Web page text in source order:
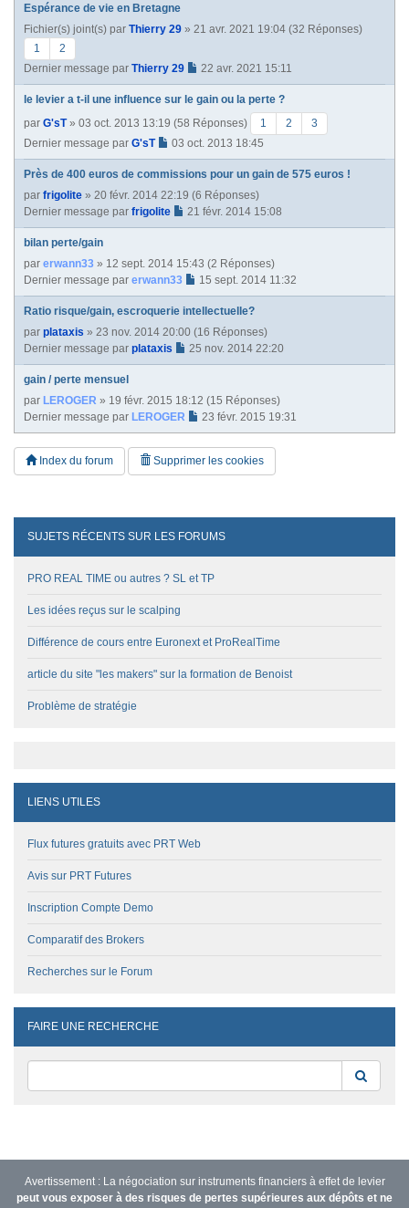
Espérance de vie en Bretagne
Fichier(s) joint(s) par Thierry 29 » 21 avr. 2021 19:04 (32 Réponses)
1
2
Dernier message par Thierry 29 22 avr. 2021 15:11
le levier a t-il une influence sur le gain ou la perte ?
par G'sT» 03 oct. 2013 13:19 (58 Réponses) 1 2
3
Dernier message par G'sT 03 oct. 2013 18:45
Près de 400 euros de commissions pour un gain de 575 euros !
par frigolite » 20 févr. 2014 22:19 (6 Réponses)
Dernier message par frigolite 21 févr. 2014 15:08
bilan perte/gain
par erwann33 » 12 sept. 2014 15:43 (2 Réponses)
Dernier message par erwann33 15 sept. 2014 11:32
Ratio risque/gain, escroquerie intellectuelle?
par plataxis » 23 nov. 2014 20:00 (16 Réponses)
Dernier message par plataxis 25 nov. 2014 22:20
gain / perte mensuel
par LEROGER » 19 févr. 2015 18:12 (15 Réponses)
Dernier message par LEROGER 23 févr. 2015 19:31
Index du forum Supprimer les cookies
SUJETS RÉCENTS SUR LES FORUMS
PRO REAL TIME ou autres ? SL et TP
Les idées reçus sur le scalping
Différence de cours entre Euronext et ProRealTime
article du site "les makers" sur la formation de Benoist
Problème de stratégie
LIENS UTILES
Flux futures gratuits avec PRT Web
Avis sur PRT Futures
Inscription Compte Demo
Comparatif des Brokers
Recherches sur le Forum
FAIRE UNE RECHERCHE
Avertissement : La négociation sur instruments financiers à effet de levier
peut vous exposer à des risques de pertes supérieures aux dépôts et ne